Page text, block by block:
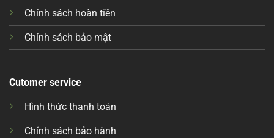
Chính sách hoàn tiền
Chính sách bảo mật
Cutomer service
Hình thức thanh toán
Chính sách bảo hành